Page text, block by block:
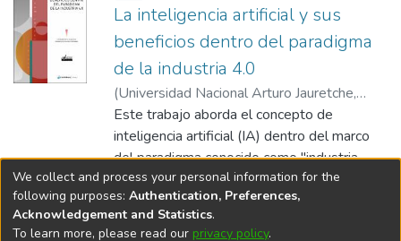
La inteligencia artificial y sus
beneficios dentro del paradigma
de la industria 4.0
(Universidad Nacional Arturo Jauretche,
2023)Walas Mateo, Federico;Navarro,
Florencia Nataly
Este trabajo aborda el concepto de
inteligencia artificial (IA) dentro del marco
del paradigma conocido como "industria
4.0". Se presentan los conceptos centrales
del nuevo modelo industrial, y en ese marco
se realiza una introducción a conceptos
Show more
We collect and process your personal information for the
following purposes: Authentication, Preferences,
Acknowledgement and Statistics.
To learn more, please read our privacy policy.